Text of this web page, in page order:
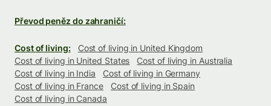
Převod peněz do zahraničí:
Cost of living:
Cost of living in United Kingdom
Cost of living in United States
Cost of living in Australia
Cost of living in India
Cost of living in Germany
Cost of living in France
Cost of living in Spain
Cost of living in Canada